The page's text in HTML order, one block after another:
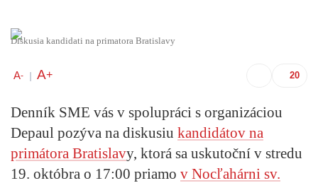
Diskusia kandidati na primatora Bratislavy
A- A+
Denník SME vás v spolupráci s organizáciou
Depaul pozýva na diskusiu kandidátov na
primátora Bratislavy, ktorá sa uskutoční v stredu
19. októbra o 17:00 priamo v Nocľahárni sv.